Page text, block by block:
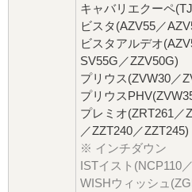
キャバリエクーペ
ビスタ(AZV55／
ビスタアルデオ
SV55G／ZZV50G)
プリウス(ZVW30／
プリウス
プレミオ(ZRT261／
／ZZT240／ZZT245)
※ インチダウン
ISTイスト(NCP110
WISHウィッシュ